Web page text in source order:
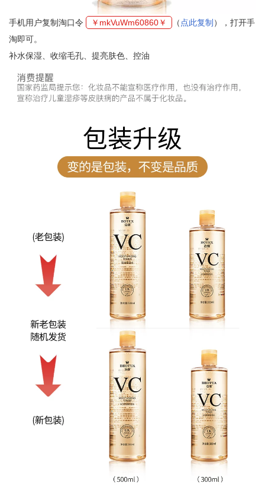
手机用户复制淘口令 ￥mkVuWm60860￥ （ 点此复制 ），打开手
淘即可。
补水保湿、收缩毛孔、提亮肤色、控油